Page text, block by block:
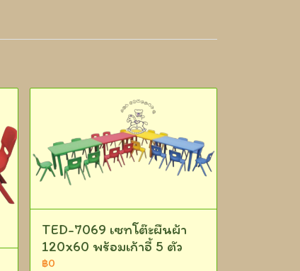
TED-7069 เซทโต๊ะผืนผ้า
120x60 พร้อมเก้าอี้ 5 ตัว
฿0